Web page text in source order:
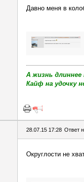
Давно меня в
А жизнь
Кайф на удочку
28.07.15 17:28 Ответ
Округлости не